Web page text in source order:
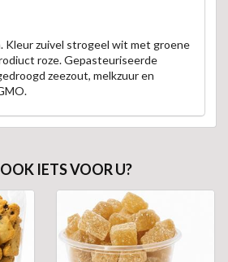
Kleur zuivel strogeel wit met groene
roze. Gepasteuriseerde
zeezout, melkzuur en
IETS VOOR U?